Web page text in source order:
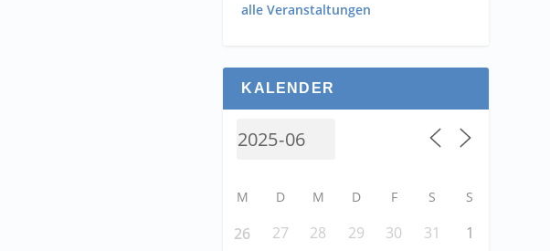
alle Veranstaltungen
KALENDER
M D M D F S S
26 27 28 29 30 31
1